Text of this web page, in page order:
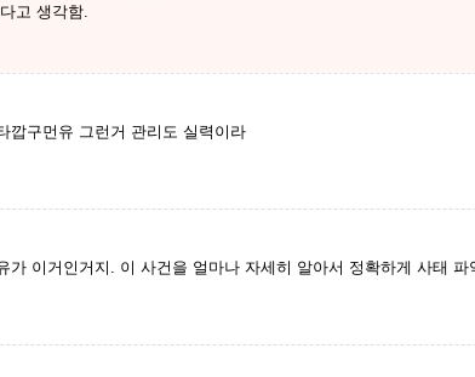
고 생각함.
깝구먼유 그런거 관리도 실력이라
이거인거지. 이 사건을 얼마나 자세히 알아서 정확하게 사태 파